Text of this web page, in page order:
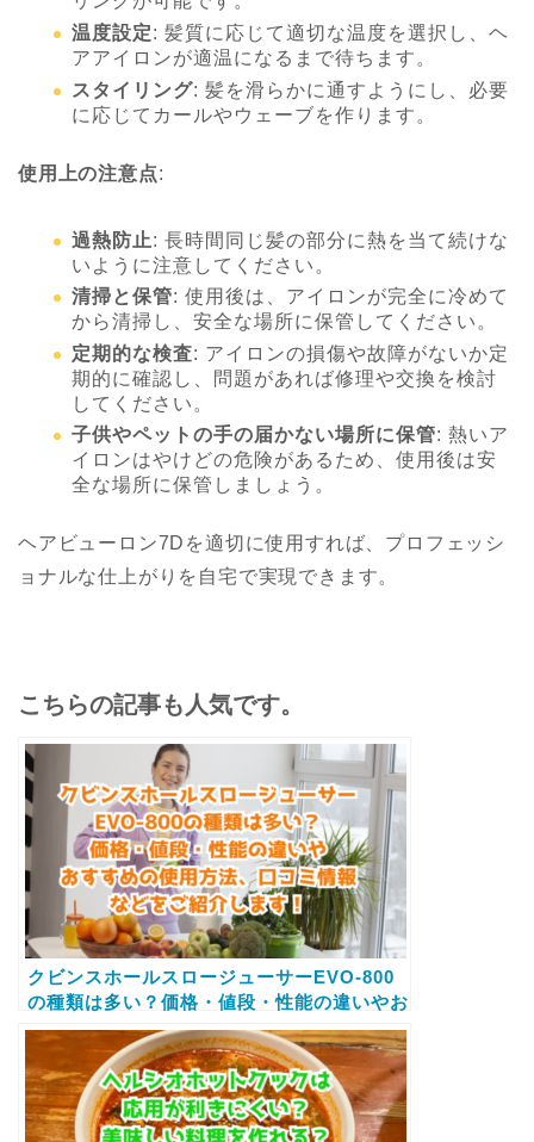
温度設定: 髪質に応じて適切な温度を選択し、ヘ
アアイロンが適温になるまで待ちます。
スタイリング: 髪を滑らかに通すようにし、必要
に応じてカールやウェーブを作ります。
使用上の注意点:
過熱防止: 長時間同じ髪の部分に熱を当て続けな
いように注意してください。
清掃と保管: 使用後は、アイロンが完全に冷めて
から清掃し、安全な場所に保管してください。
定期的な検査: アイロンの損傷や故障がないか定
期的に確認し、問題があれば修理や交換を検討
してください。
子供やペットの手の届かない場所に保管: 熱いア
イロンはやけどの危険があるため、使用後は安
全な場所に保管しましょう。
ヘアビューロン7Dを適切に使用すれば、プロフェッシ
ョナルな仕上がりを自宅で実現できます。
こちらの記事も人気です。
クビンスホールスロージューサーEVO-800
の種類は多い？価格・値段・性能の違いやお
すすめの使用方法、口コミ情報などをご紹介
します！